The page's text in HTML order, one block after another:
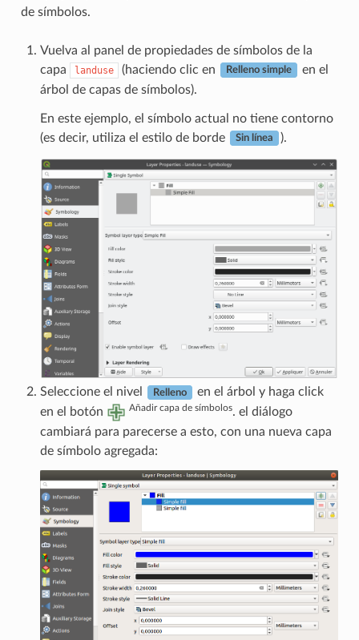
de símbolos.
Vuelva al panel de propiedades de símbolos de la
capa
landuse (haciendo clic en Relleno simple
en el
árbol de capas de símbolos).
En este ejemplo, el símbolo actual no tiene contorno
(es decir, utiliza el estilo de borde
Sin línea ).
Seleccione el nivel Relleno
en el árbol y haga click
en el botón
Añadir capa de símbolos. el diálogo
cambiará para parecerse a esto, con una nueva capa
de símbolo agregada: